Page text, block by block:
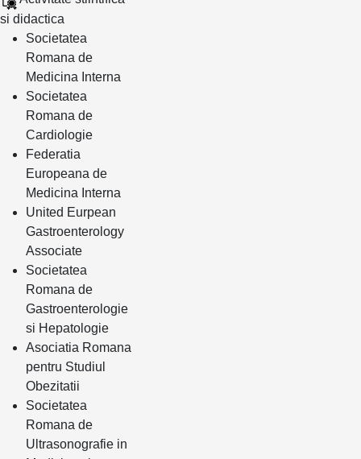
si didactica
Societatea
Romana de
Medicina Interna
Societatea
Romana de
Cardiologie
Federatia
Europeana de
Medicina Interna
United Eurpean
Gastroenterology
Associate
Societatea
Romana de
Gastroenterologie
si Hepatologie
Asociatia Romana
pentru Studiul
Obezitatii
Societatea
Romana de
Ultrasonografie in